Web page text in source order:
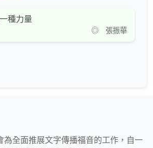
種力量
◎ 張振華
為全面推展文字傳播福音的工作，自一